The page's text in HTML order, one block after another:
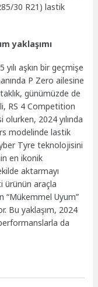
30 R21) lastik
yaklaşımı
aşkın bir geçmişe
P Zero ailesine
günümüzde de
RS 4 Competition
2024 yılında
modelinde lastik
Tyre teknolojisini
en ikonik
aktarmayı
ürünün araçla
“Mükemmel Uyum”
Bu yaklaşım, 2024
da